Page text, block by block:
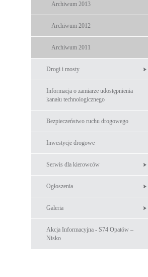
Archiwum 2013
Archiwum 2012
Archiwum 2011
Drogi i mosty
Informacja o zamiarze udostępnienia
kanału technologicznego
Bezpieczeństwo ruchu drogowego
Inwestycje drogowe
Serwis dla kierowców
Ogłoszenia
Galeria
Akcja Informacyjna - S74 Opatów –
Nisko